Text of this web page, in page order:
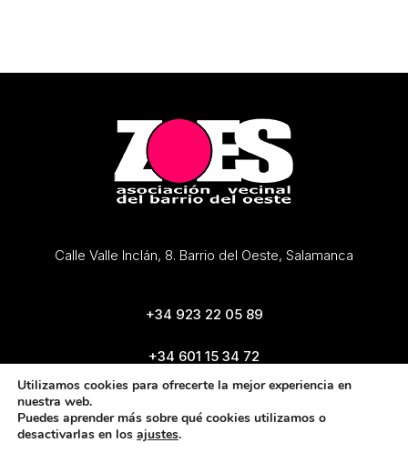
Calle Valle Inclán, 8. Barrio del Oeste, Salamanca
+34 923 22 05 89
+34 601 15 34 72
zoes@zoes.es
Utilizamos cookies para ofrecerte la mejor experiencia en
nuestra web.
Puedes aprender más sobre qué cookies utilizamos o
desactivarlas en los ajustes.